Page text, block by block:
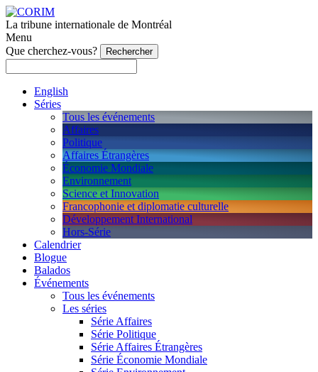
La tribune internationale de Montréal
Menu
Que cherchez-vous?
English
Séries
Tous les événements
Affaires
Politique
Affaires Étrangères
Économie Mondiale
Environnement
Science et Innovation
Francophonie et diplomatie culturelle
Développement International
Hors-Série
Calendrier
Blogue
Balados
Événements
Tous les événements
Les séries
Série Affaires
Série Politique
Série Affaires Étrangères
Série Économie Mondiale